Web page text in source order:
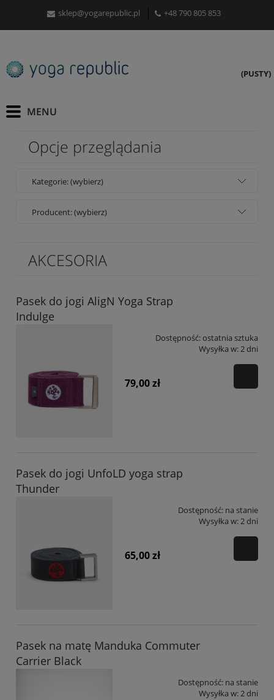
sklep@yogarepublic.pl +48 790 805 853
(PUSTY)
Opcje przeglądania
Kategorie: (wybierz)
Producent: (wybierz)
AKCESORIA
Pasek do jogi AligN Yoga Strap
Indulge
Dostępność:ostatnia sztuka
Wysyłka w:2 dni
79,00 zł
Pasek do jogi UnfoLD yoga strap
Thunder
Dostępność: na stanie
Wysyłka w:2 dni
65,00 zł
Pasek na matę Manduka Commuter
Carrier Black
Dostępność: na stanie
Wysyłka w:2 dni